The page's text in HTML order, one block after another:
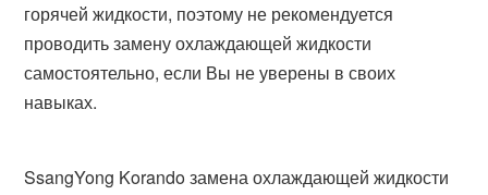
горячей жидкости, поэтому не рекомендуется
проводить замену охлаждающей жидкости
самостоятельно, если Вы не уверены в своих
навыках.
SsangYong Korando замена охлаждающей жидкости